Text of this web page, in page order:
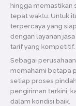
hingga memastikan
tepat waktu. Untuk
terpercaya yang
dengan layanan
tarif yang kompetitif.
Sebagai
memahami betapa
setiap proses
pengiriman terkini,
dalam kondisi baik.